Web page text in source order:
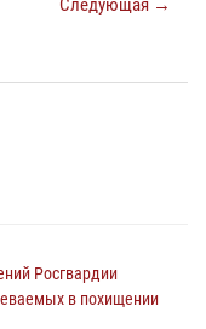
Следующая →
Росгвардии
в похищении